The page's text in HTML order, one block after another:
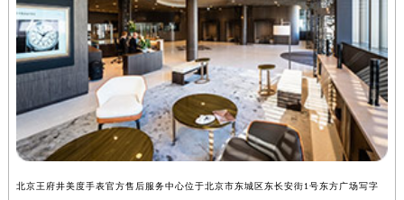
北京王府井美度手表官方售后服务中心位于北京市东城区东长安街1号东方广场写字